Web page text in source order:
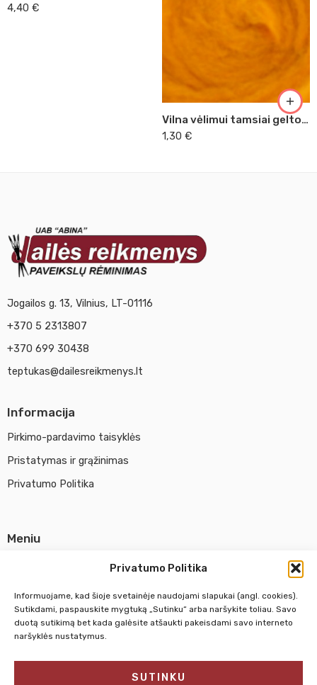
Privatumo Politika
Informuojame, kad šioje svetainėje naudojami slapukai (angl. cookies).
Sutikdami, paspauskite mygtuką „Sutinku“ arba naršykite toliau. Savo
duotą sutikimą bet kada galėsite atšaukti pakeisdami savo interneto
naršyklės nustatymus.
SUTINKU
4,40 €
Vilna vėlimui tamsiai geltona
1,30 €
Jogailos g. 13, Vilnius, LT-01116
+370 5 2313807
+370 699 30438
teptukas@dailesreikmenys.lt
Informacija
Pirkimo-pardavimo taisyklės
Pristatymas ir grąžinimas
Privatumo Politika
Meniu
Susisiekti su mumis